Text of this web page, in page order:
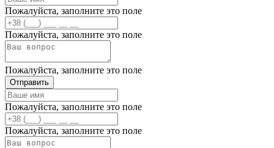
Пожалуйста, заполните это поле
Пожалуйста, заполните это поле
Пожалуйста, заполните это поле
Отправить
Пожалуйста, заполните это поле
Пожалуйста, заполните это поле